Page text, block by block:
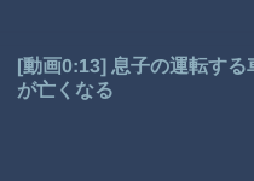
[動画0:13] 息子の運転す
が亡くなる